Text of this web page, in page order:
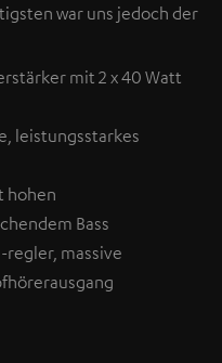
war uns jedoch der
mit 2 x 40 Watt
leistungsstarkes
hohen
Bass
regler, massive